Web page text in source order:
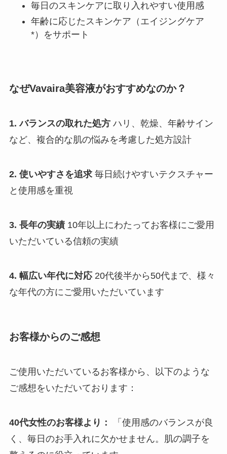
毎日のスキンケアに取り入れやすい使用感
年齢に応じたスキンケア（エイジングケア
*）をサポート
なぜVavaira美容液がおすすめなのか？
1. バランスの取れた処方ハリ、乾燥、年齢サイン
など、複合的な肌の悩みを考慮した処方設計
2. 使いやすさを追求毎日続けやすいテクスチャー
と使用感を重視
3. 長年の実績10年以上にわたってお客様にご愛用
いただいている信頼の実績
4. 幅広い年代に対応20代後半から50代まで、様々
な年代の方にご愛用いただいています
お客様からのご感想
ご使用いただいているお客様から、以下のような
ご感想をいただいております：
40代女性のお客様より：
「使用感のバランスが良
く、毎日のお手入れに欠かせません。肌の調子を